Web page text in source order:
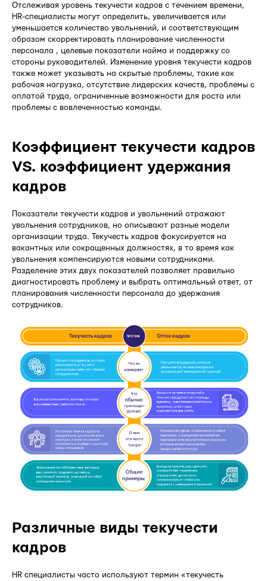
Отслеживая уровень текучести кадров с течением времени,
HR-специалисты могут определить, увеличивается или
уменьшается количество увольнений, и соответствующим
образом скорректировать планирование численности
персонала , целевые показатели найма и поддержку со
стороны руководителей. Изменение уровня текучести кадров
также может указывать на скрытые проблемы, такие как
рабочая нагрузка, отсутствие лидерских качеств, проблемы с
оплатой труда, ограниченные возможности для роста или
проблемы с вовлеченностью команды.
Коэффициент текучести кадров
VS. коэффициент удержания
кадров
Показатели текучести кадров и увольнений отражают
увольнения сотрудников, но описывают разные модели
организации труда. Текучесть кадров фокусируется на
вакантных или сокращенных должностях, в то время как
увольнения компенсируются новыми сотрудниками.
Разделение этих двух показателей позволяет правильно
диагностировать проблему и выбрать оптимальный ответ, от
планирования численности персонала до удержания
сотрудников.
Различные виды текучести
кадров
HR специалисты часто используют термин «текучесть